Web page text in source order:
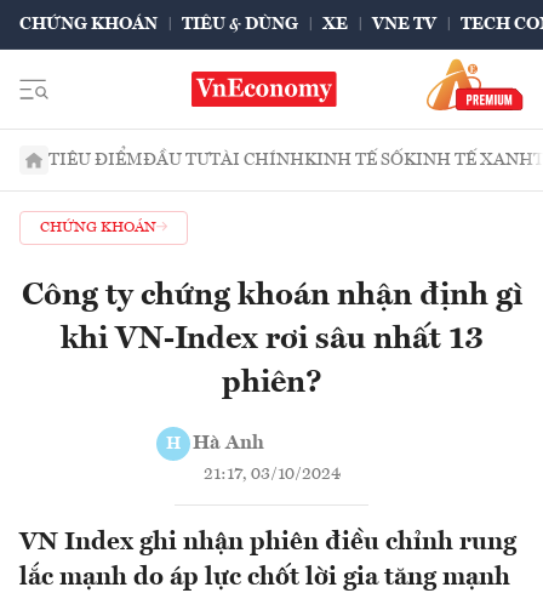
CHỨNG KHOÁN TIÊU & DÙNG XE VNE TV TECH
TIÊU ĐIỂMĐẦU TƯTÀI CHÍNHKINH TẾ SỐKINH TẾ XANH
CHỨNG KHOÁN
Công ty chứng khoán nhận định gì
khi VN-Index rơi sâu nhất 13
phiên?
H Hà Anh
21:17, 03/10/2024
VN Index ghi nhận phiên điều chỉnh rung
lắc mạnh do áp lực chốt lời gia tăng mạnh